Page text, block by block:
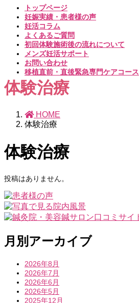
トップページ
妊娠実績・患者様の声
妊活コラム
よくあるご質問
初回体験施術後の流れについて
メンズ妊活サポート
お問い合わせ
移植直前・直後緊急専門ケアコース
体験治療
HOME
体験治療
体験治療
投稿はありません。
月別アーカイブ
2026年8月
2026年7月
2026年6月
2026年5月
2025年12月